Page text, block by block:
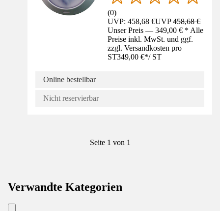
(0)
UVP: 458,68 €UVP458,68 €
Unser Preis — 349,00 € * Alle
Preise inkl. MwSt. und ggf.
zzgl. Versandkosten pro
ST349,00 €*/ ST
Online bestellbar
Nicht reservierbar
Seite 1 von 1
Verwandte Kategorien